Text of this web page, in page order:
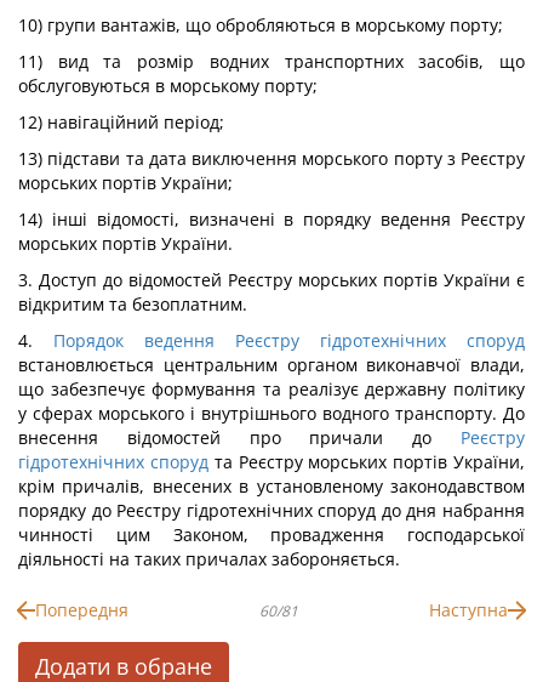
10) групи вантажів, що обробляються в морському порту;
11) вид та розмір водних транспортних засобів, що
обслуговуються в морському порту;
12) навігаційний період;
13) підстави та дата виключення морського порту з Реєстру
морських портів України;
14) інші відомості, визначені в порядку ведення Реєстру
морських портів України.
3. Доступ до відомостей Реєстру морських портів України є
відкритим та безоплатним.
4. Порядок ведення Реєстру гідротехнічних споруд
встановлюється центральним органом виконавчої влади,
що забезпечує формування та реалізує державну політику
у сферах морського і внутрішнього водного транспорту. До
внесення відомостей про причали до Реєстру
гідротехнічних спорудта Реєстру морських портів України,
крім причалів, внесених в установленому законодавством
порядку до Реєстру гідротехнічних споруд до дня набрання
чинності цим Законом, провадження господарської
діяльності на таких причалах забороняється.
Попередня 60/81 Наступна
Додати в обране